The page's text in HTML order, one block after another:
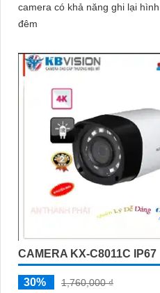
camera có khả năng ghi lại
đêm
CAMERA KX-C8011C IP67
30%
1,760,000 ₫